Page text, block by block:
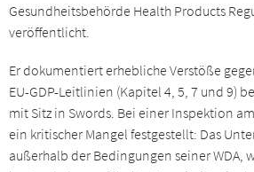
Gesundheitsbehörde Health Products
veröffentlicht.
Er dokumentiert erhebliche Verstöße
EU-GDP-Leitlinien (Kapitel 4, 5, 7 und 9)
mit Sitz in Swords. Bei einer Inspektion
ein kritischer Mangel festgestellt: Das
außerhalb der Bedingungen seiner WDA,